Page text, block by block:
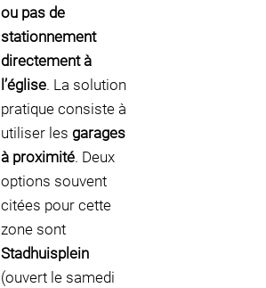
ou pas de
stationnement
directement à
l’église. La solution
pratique consiste à
utiliser les garages
à proximité. Deux
options souvent
citées pour cette
zone sont
Stadhuisplein
(ouvert le samedi